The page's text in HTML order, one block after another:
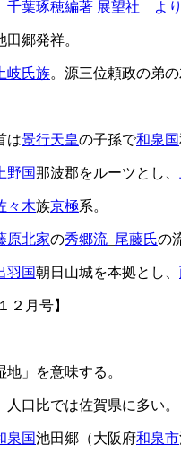
千葉琢穂編著 展望社 より
田郷発祥。
岐氏族。源三位頼政の弟の
は景行天皇の子孫で和泉国
上野国那波郡をルーツとし、
々木族京極系。
原北家の秀郷流 尾藤氏の
羽国朝日山城を本拠とし、
２月号】
」を意味する。
口比では佐賀県に多い。
泉国池田郷（大阪府和泉市